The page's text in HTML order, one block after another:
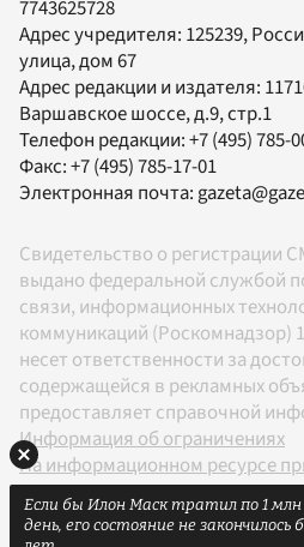
7743625728
Адрес учредителя: 125239,
улица, дом 67
Адрес редакции и издателя:
Варшавское шоссе, д.9, стр.1
Телефон редакции:+7 (495) 785-
Факс:+7 (495) 785-17-01
Электронная почта:
Свидетельство о регистрации
выдано федеральной службой
связи, информационных
коммуникаций (Роскомнадзор)
несет ответственности за
содержащейся в рекламных
предоставляет справочной
Информация об ограничениях
На информационном ресурсе
рекомендательные технологии
Правилами
Если бы Илон Маск тратил по 1 млн
день, его состояние не закончилось